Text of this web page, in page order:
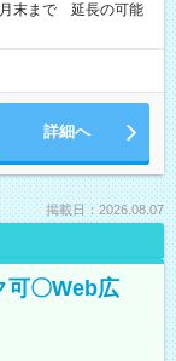
末まで 延長の可能
詳細へ
掲載日：2026.08.07
可〇Web広